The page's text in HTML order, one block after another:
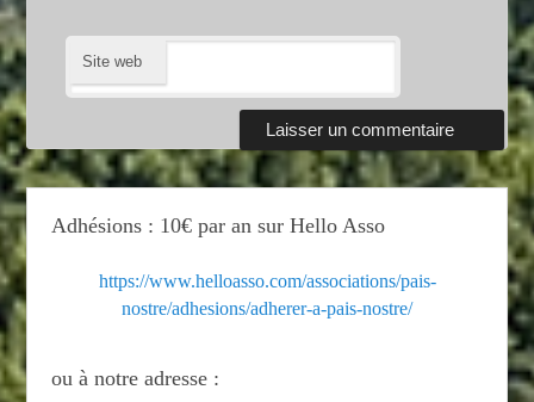
Site web
Adhésions : 10€ par an sur Hello Asso
https://www.helloasso.com/associations/pais-
nostre/adhesions/adherer-a-pais-nostre/
ou à notre adresse :